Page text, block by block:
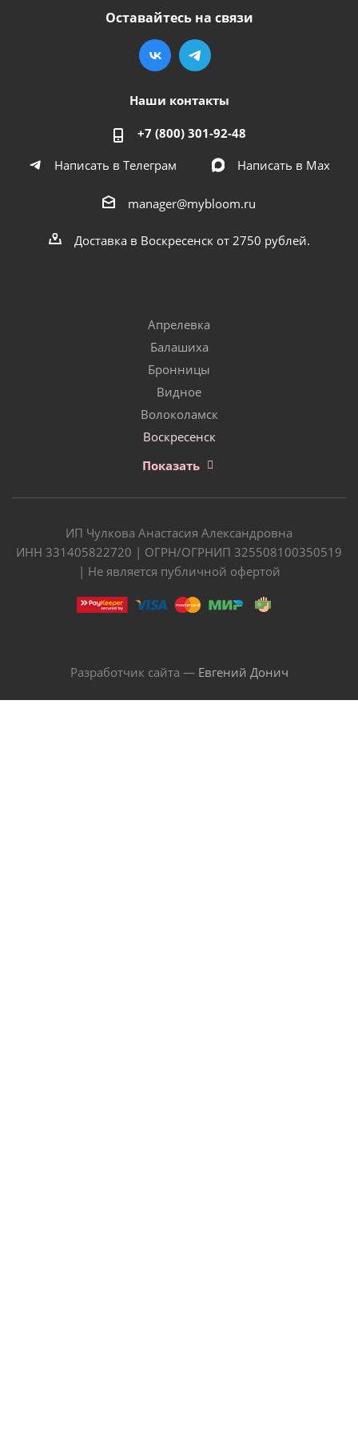
Оставайтесь на связи
Наши контакты
+7 (800) 301-92-48
Написать в Телеграм
Написать в Мах
manager@mybloom.ru
Доставка в Воскресенск от 2750 рублей.
Апрелевка
Балашиха
Бронницы
Видное
Волоколамск
Воскресенск
Показать
ИП Чулкова Анастасия Александровна
ИНН 331405822720 | ОГРН/ОГРНИП 325508100350519
| Не является публичной офертой
Разработчик сайта — Евгений Донич